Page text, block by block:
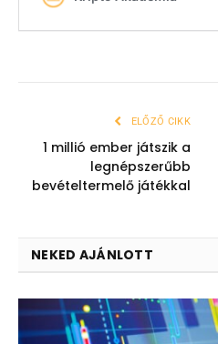
ELŐZŐ CIKK
1 millió ember játszik a
legnépszerűbb
bevételtermelő játékkal
NEKED AJÁNLOTT